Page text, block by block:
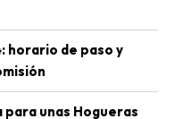
horario de paso y
unas Hogueras